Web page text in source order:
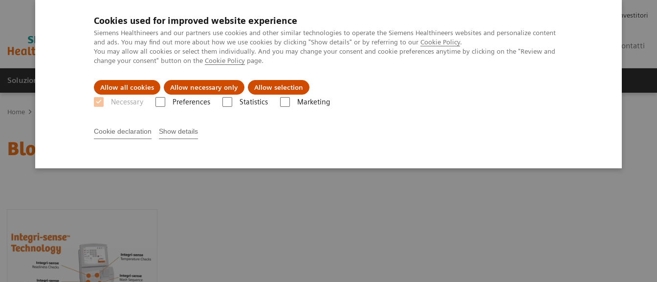
Cookies used for improved website experience
Siemens Healthineers and our partners use cookies and other similar technologies to operate the Siemens Healthineers websites and personalize content
and ads. You may find out more about how we use cookies by clicking "Show details" or by referring to our Cookie Policy.
You may allow all cookies or select them individually. And you may change your consent and cookie preferences anytime by clicking on the "Review and
change your consent" button on the Cookie Policy page.
Allow all cookies Allow necessary only Allow selection
Necessary Preferences Statistics Marketing
Cookie declaration Show details
Relazioni con gli investitori
Contatti
Soluzioni e servizi Insights La nostra azienda Area Login
Home
Blood Gas: temi in evidenza